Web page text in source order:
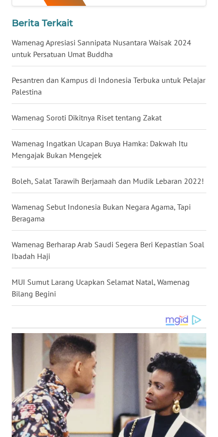
Berita Terkait
Wamenag Apresiasi Sannipata Nusantara Waisak 2024
untuk Persatuan Umat Buddha
Pesantren dan Kampus di Indonesia Terbuka untuk Pelajar
Palestina
Wamenag Soroti Dikitnya Riset tentang Zakat
Wamenag Ingatkan Ucapan Buya Hamka: Dakwah Itu
Mengajak Bukan Mengejek
Boleh, Salat Tarawih Berjamaah dan Mudik Lebaran 2022!
Wamenag Sebut Indonesia Bukan Negara Agama, Tapi
Beragama
Wamenag Berharap Arab Saudi Segera Beri Kepastian Soal
Ibadah Haji
MUI Sumut Larang Ucapkan Selamat Natal, Wamenag
Bilang Begini
BABEL
WN
SUMSEL
WN
BENGKULU
WN
LAMPUNG
WN
JATENG
WN
NUSANTARA
WN
KALBAR
WN
KALTENG